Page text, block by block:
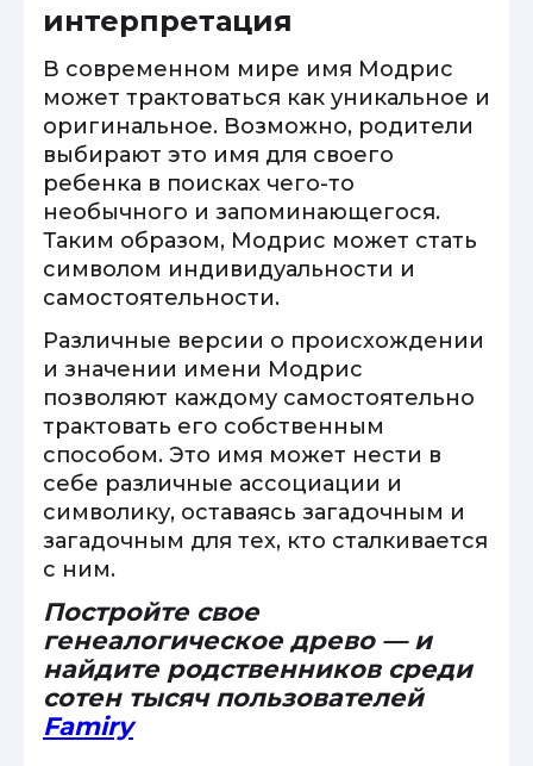
интерпретация
В современном мире имя Модрис
может трактоваться как уникальное и
оригинальное. Возможно, родители
выбирают это имя для своего
ребенка в поисках чего-то
необычного и запоминающегося.
Таким образом, Модрис может стать
символом индивидуальности и
самостоятельности.
Различные версии о происхождении
и значении имени Модрис
позволяют каждому самостоятельно
трактовать его собственным
способом. Это имя может нести в
себе различные ассоциации и
символику, оставаясь загадочным и
загадочным для тех, кто сталкивается
с ним.
Постройте свое
генеалогическое древо — и
найдите родственников среди
сотен тысяч пользователей
Famiry